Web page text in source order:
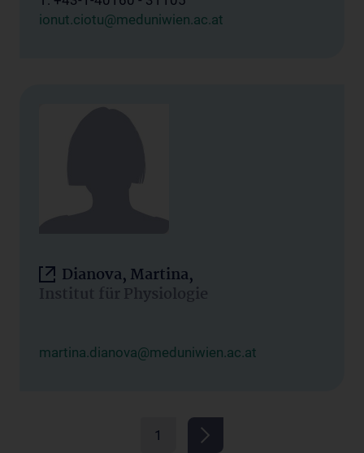
ionut.ciotu@meduniwien.ac.at
Dianova, Martina,
Institut für Physiologie
martina.dianova@meduniwien.ac.at
1